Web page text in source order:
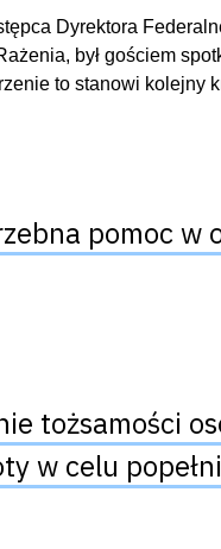
Dyrektora
był gościem
to stanowi kolejny
pomoc w
tożsamości
w celu